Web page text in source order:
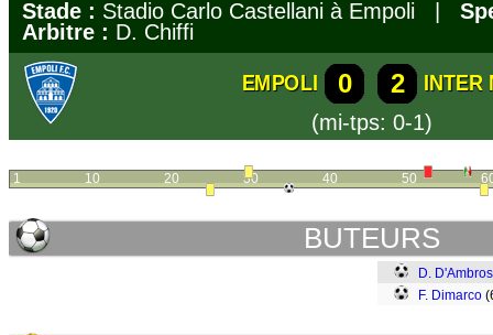
Stade : Stadio Carlo Castellani à Empoli |
Arbitre : D. Chiffi
EMPOLI 0 2
INTER
(mi-tps: 0-1)
1 10 20 30 40 50
BUTEURS
D.
F. Dimarco